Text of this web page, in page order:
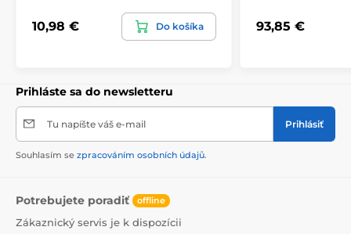
USB-A na kabel Typ-C, průvodce Quick StartPodporuje
Buds, Buds+, Buds Live, Galaxy Buds Pro, AirPods 2 a
AirPods Pro a chytrých hodinek Galaxy Watch3, Active2
10,98 € Do košíka 93,85 €
Prihláste sa do newsletteru
Tu napíšte váš e-mail Prihlásiť
Souhlasím se zpracováním osobních údajů.
Potrebujete poradiť offline
Zákaznický servis je k dispozícii